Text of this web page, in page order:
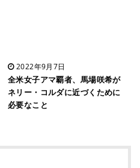
2022年9月7日
全米女子アマ覇者、馬場咲希が
ネリー・コルダに近づくために
必要なこと